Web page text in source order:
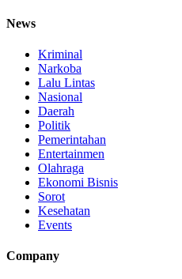
News
Kriminal
Narkoba
Lalu Lintas
Nasional
Daerah
Politik
Pemerintahan
Entertainmen
Olahraga
Ekonomi Bisnis
Sorot
Kesehatan
Events
Company